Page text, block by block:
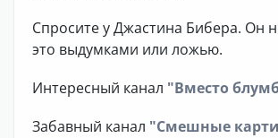
Спросите у Джастина Бибера. Он
это выдумками или ложью.
Интересный канал "Вместо
Забавный канал "Смешные